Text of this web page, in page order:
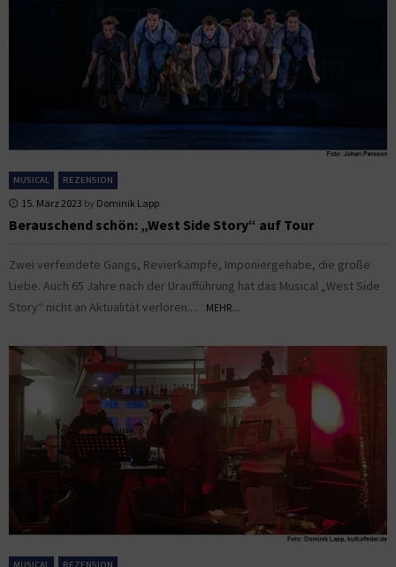
MUSICAL REZENSION
15. März 2023 by Dominik Lapp
Berauschend schön: „West Side Story“ auf Tour
Zwei verfeindete Gangs, Revierkämpfe, Imponiergehabe, die große
Liebe. Auch 65 Jahre nach der Uraufführung hat das Musical „West Side
Story“ nicht an Aktualität verloren....
MEHR...